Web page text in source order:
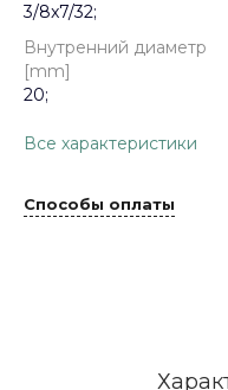
3/8x7/32;
Внутренний диаметр
[mm]
20;
Все характеристики
Способы оплаты